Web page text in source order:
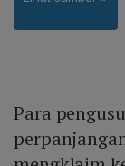
Para